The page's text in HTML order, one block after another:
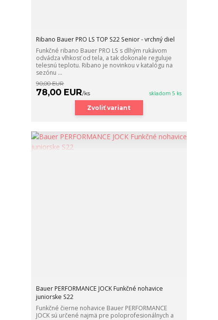
Ribano Bauer PRO LS TOP S22 Senior - vrchný diel
Funkčné ribano Bauer PRO LS s dlhým rukávom
odvádza vlhkosť od tela, a tak dokonale reguluje
telesnú teplotu. Ribano je novinkou v katalógu na
sezónu ...
90,00 EUR
78,00 EUR/ks skladom 5 ks
Zvoliť variant
Bauer PERFORMANCE JOCK Funkčné nohavice
juniorske S22
Funkčné čierne nohavice Bauer PERFORMANCE
JOCK sú určené najmä pre poloprofesionálnych a